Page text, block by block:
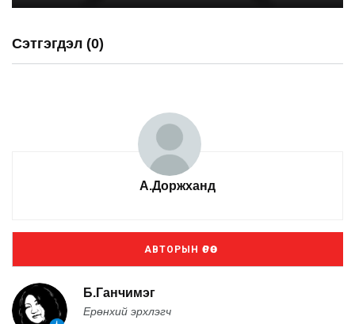
Сэтгэгдэл (0)
А.Доржханд
АВТОРЫН ӨРӨӨ
Б.Ганчимэг
Ерөнхий эрхлэгч